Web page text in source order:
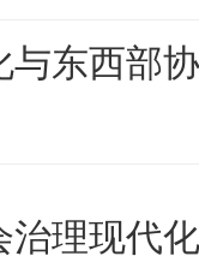
东西部
治理现代